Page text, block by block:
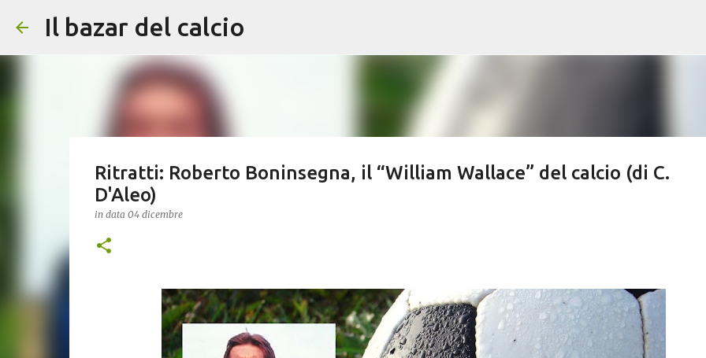
Il bazar del calcio
Ritratti: Roberto Boninsegna, il “William Wallace” del calcio (di C.
D'Aleo)
in data 04 dicembre